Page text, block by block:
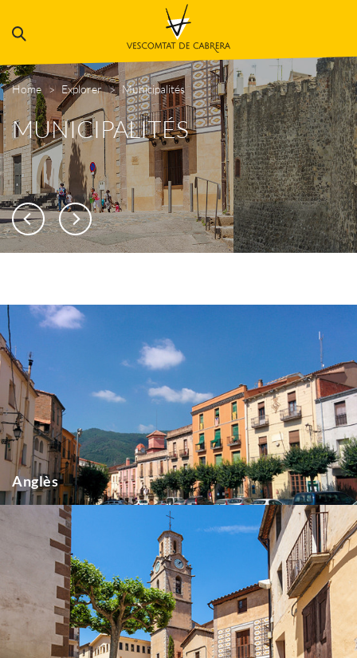
Home Explorer Municipalités
MUNICIPALITÉS
Anglès